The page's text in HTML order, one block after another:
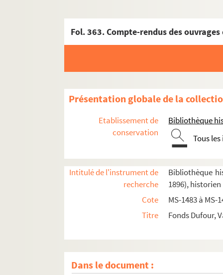
Fol. 363. Compte-rendus des
Présentation globale de la
Etablissement de
conservation
Bibliothèque
Tous
Intitulé de l'instrument de
recherche
Bibliothèque
1896), historien
Cote
MS-1483 à MS-
Titre
Fonds Dufour,
Dans le document :
8-MS-1484. Descriptions de Paris par des
4-MS-1485. Gilles Corrozet et ses
4-MS-1486. Écoles et écoliers
4-MS-1487. Abbé Valentin Dufour.